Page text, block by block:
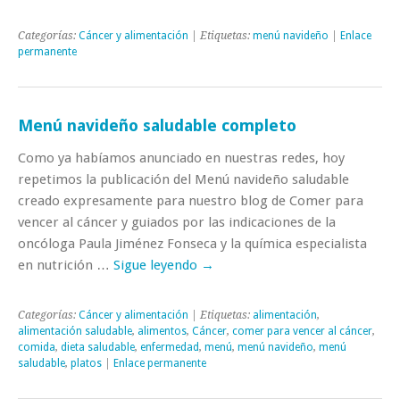
Categorías: Cáncer y alimentación | Etiquetas: menú navideño
Enlace
permanente
Menú navideño saludable completo
Como ya habíamos anunciado en nuestras redes, hoy
repetimos la publicación del Menú navideño saludable
creado expresamente para nuestro blog de Comer para
vencer al cáncer y guiados por las indicaciones de la
oncóloga Paula Jiménez Fonseca y la química especialista
en nutrición … Sigue leyendo →
Categorías: Cáncer y alimentación | Etiquetas: alimentación,
alimentación saludable, alimentos, Cáncer, comer para vencer al cáncer,
comida, dieta saludable, enfermedad, menú, menú navideño, menú
saludable, platos Enlace permanente